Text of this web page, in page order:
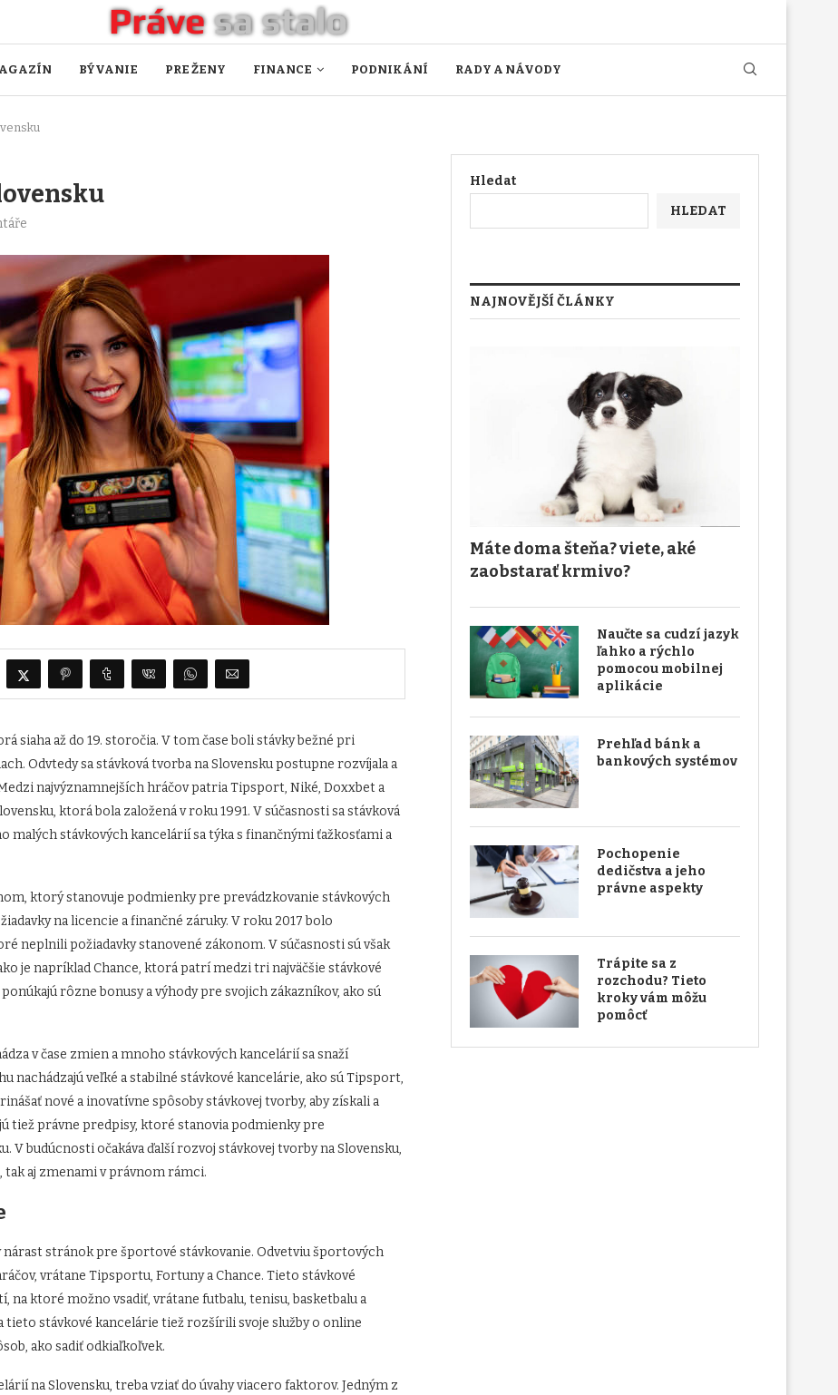
BÝVANIE PRE ŽENY FINANCE PODNIKÁNÍ RADY A NÁVODY
siaha až do 19. storočia. V tom čase boli stávky bežné pri
Odvtedy sa stávková tvorba na Slovensku postupne rozvíjala a
najvýznamnejších hráčov patria Tipsport, Niké, Doxxbet a
ktorá bola založená v roku 1991. V súčasnosti sa stávková
malých stávkových kancelárií sa týka s finančnými ťažkosťami a
ktorý stanovuje podmienky pre prevádzkovanie stávkových
na licencie a finančné záruky. V roku 2017 bolo
neplnili požiadavky stanovené zákonom. V súčasnosti sú však
je napríklad Chance, ktorá patrí medzi tri najväčšie stávkové
rôzne bonusy a výhody pre svojich zákazníkov, ako sú
v čase zmien a mnoho stávkových kancelárií sa snaží
nachádzajú veľké a stabilné stávkové kancelárie, ako sú Tipsport,
nové a inovatívne spôsoby stávkovej tvorby, aby získali a
tiež právne predpisy, ktoré stanovia podmienky pre
V budúcnosti očakáva ďalší rozvoj stávkovej tvorby na Slovensku,
aj zmenami v právnom rámci.
stránok pre športové stávkovanie. Odvetviu športových
vrátane Tipsportu, Fortuny a Chance. Tieto stávkové
na ktoré možno vsadiť, vrátane futbalu, tenisu, basketbalu a
stávkové kancelárie tiež rozšírili svoje služby o online
ako sadiť odkiaľkoľvek.
na Slovensku, treba vziať do úvahy viacero faktorov. Jedným z
Hledat
HLEDAT
NAJNOVĚJŠÍ ČLÁNKY
Máte doma šteňa? viete, aké
zaobstarať krmivo?
Naučte sa cudzí jazyk
ľahko a rýchlo
pomocou mobilnej
aplikácie
Prehľad bánk a
bankových systémov
Pochopenie
dedičstva a jeho
právne aspekty
Trápite sa z
rozchodu? Tieto
kroky vám môžu
pomôcť